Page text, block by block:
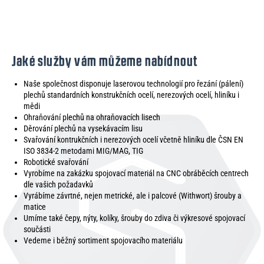
Jaké služby vám můžeme nabídnout
Naše společnost disponuje laserovou technologií pro řezání (pálení)
plechů standardních konstrukčních ocelí, nerezových ocelí, hliníku i
mědi
Ohraňování plechů na ohraňovacích lisech
Děrování plechů na vysekávacím lisu
Svařování kontrukčních i nerezových ocelí včetně hliníku dle ČSN EN
ISO 3834-2 metodami MIG/MAG, TIG
Robotické svařování
Vyrobíme na zakázku spojovací materiál na CNC obráběcích centrech
dle vašich požadavků
Vyrábíme závrtné, nejen metrické, ale i palcové (Withwort) šrouby a
matice
Umíme také čepy, nýty, kolíky, šrouby do zdiva či výkresové spojovací
součásti
Vedeme i běžný sortiment spojovacího materiálu